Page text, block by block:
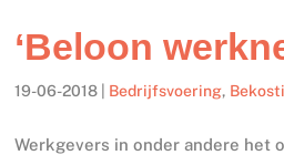
‘Beloon
19-06-2018 Bedrijfsvoering,
Werkgevers in onder andere het